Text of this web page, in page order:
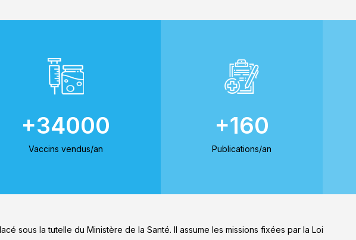
+34000
Vaccins vendus/an
+160
Publications/an
sous la tutelle du Ministère de la Santé. Il assume les missions fixées par la Loi